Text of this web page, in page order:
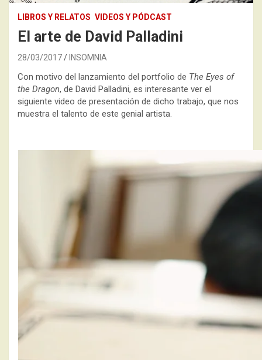
LIBROS Y RELATOS VIDEOS Y PÓDCAST
El arte de David Palladini
28/03/2017 INSOMNIA
Con motivo del lanzamiento del portfolio de The Eyes of
the Dragon, de David Palladini, es interesante ver el
siguiente video de presentación de dicho trabajo, que nos
muestra el talento de este genial artista.